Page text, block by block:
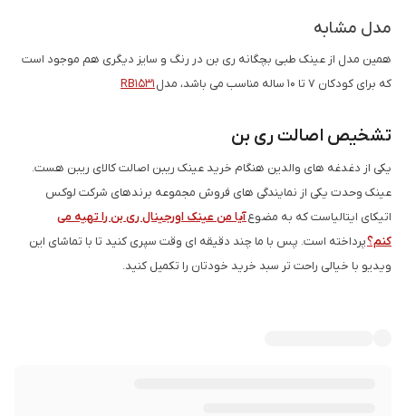
مدل مشابه
همین مدل از عینک طبی بچگانه ری بن در رنگ و سایز دیگری هم موجود است
که برای کودکان 7 تا 10 ساله مناسب می باشد، مدل
RB1531
تشخیص اصالت ری بن
یکی از دغدغه های والدین هنگام خرید عینک ریبن اصالت کالای ریبن هست.
عینک وحدت یکی از نمایندگی های فروش مجموعه برندهای شرکت لوکس
اتیکای ایتالیاست که به مضوعآیا من عینک اورجینال ری بن را تهیه می
کنم؟پرداخته است. پس با ما چند دقیقه ای وقت سپری کنید تا با تماشای این
ویدیو با خیالی راحت تر سبد خرید خودتان را تکمیل کنید.